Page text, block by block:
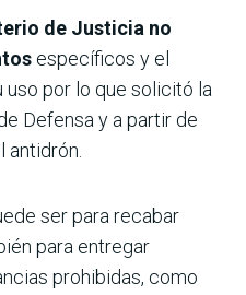
de Justicia no
específicos y el
por lo que solicitó la
Defensa y a partir de
antidrón.
ser para recabar
para entregar
prohibidas, como